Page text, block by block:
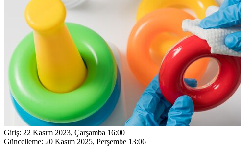
Giriş: 22 Kasım 2023, Çarşamba 16:00
Güncelleme: 20 Kasım 2025, Perşembe 13:06